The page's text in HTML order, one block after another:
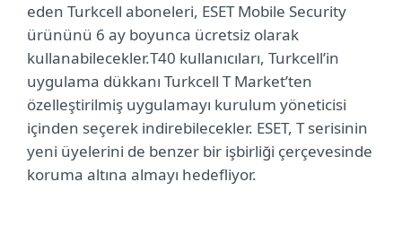
eden Turkcell aboneleri, ESET Mobile Security
ürününü 6 ay boyunca ücretsiz olarak
kullanabilecekler.T40 kullanıcıları, Turkcell’in
uygulama dükkanı Turkcell T Market’ten
özelleştirilmiş uygulamayı kurulum yöneticisi
içinden seçerek indirebilecekler. ESET, T serisinin
yeni üyelerini de benzer bir işbirliği çerçevesinde
koruma altına almayı hedefliyor.